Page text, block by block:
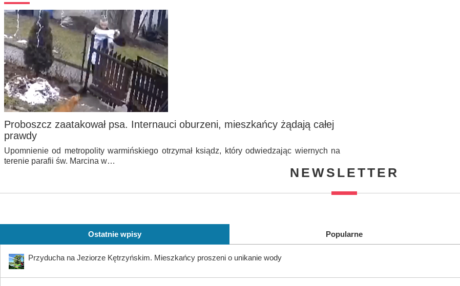
Proboszcz zaatakował psa. Internauci oburzeni, mieszkańcy żądają całej
prawdy
Upomnienie od metropolity warmińskiego otrzymał ksiądz, który odwiedzając wiernych na
terenie parafii św. Marcina w…
NEWSLETTER
Ostatnie wpisy Popularne
Przyducha na Jeziorze Kętrzyńskim. Mieszkańcy proszeni o unikanie wody